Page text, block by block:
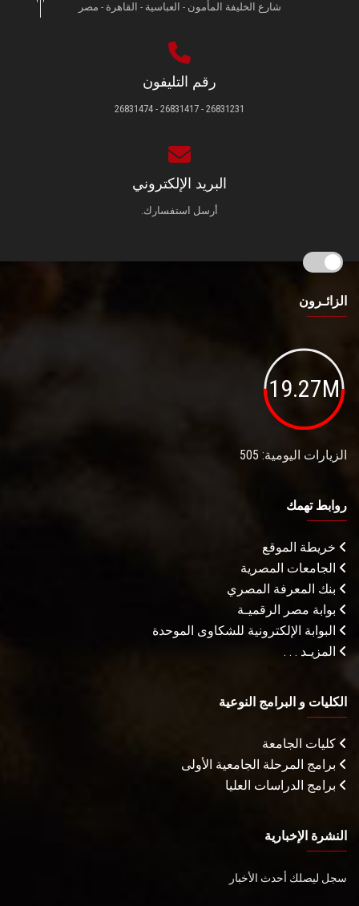
شارع الخليفة المأمون - العباسية - القاهرة - مصر
رقم التليفون
26831231 - 26831417 - 26831474
البريد الإلكتروني
أرسل استفسارك.
الزائـرون
19.27M
الزيارات اليومية: 505
روابط تهمك
خريطة الموقع
الجامعات المصرية
بنك المعرفة المصري
بوابة مصر الرقميـة
البوابة الإلكترونية للشكاوى الموحدة
المزيـد . . .
الكليات و البرامج النوعية
كليات الجامعة
برامج المرحلة الجامعية الأولى
برامج الدراسات العليا
النشرة الإخبارية
سجل ليصلك أحدث الأخبار